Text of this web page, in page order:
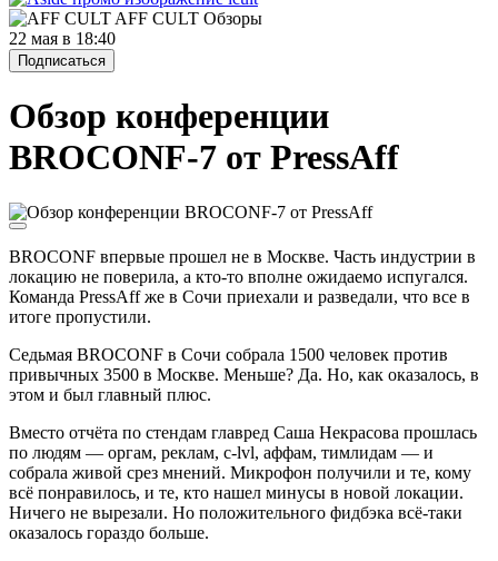
AFF CULT Обзоры
22 мая в 18:40
Подписаться
Обзор конференции
BROCONF-7 от PressAff
BROCONF впервые прошел не в Москве. Часть индустрии в
локацию не поверила, а кто-то вполне ожидаемо испугался.
Команда PressAff же в Сочи приехали и разведали, что все в
итоге пропустили.
Седьмая BROCONF в Сочи собрала 1500 человек против
привычных 3500 в Москве. Меньше? Да. Но, как оказалось, в
этом и был главный плюс.
Вместо отчёта по стендам главред Саша Некрасова прошлась
по людям — оргам, реклам, c-lvl, аффам, тимлидам — и
собрала живой срез мнений. Микрофон получили и те, кому
всё понравилось, и те, кто нашел минусы в новой локации.
Ничего не вырезали. Но положительного фидбэка всё-таки
оказалось гораздо больше.